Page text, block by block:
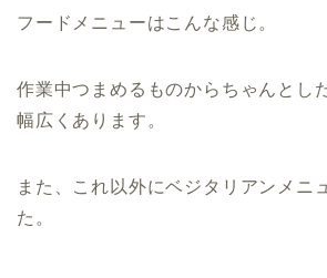
フードメニューはこんな感じ。
作業中つまめるものからちゃんとし
幅広くあります。
また、これ以外にベジタリアンメニ
た。